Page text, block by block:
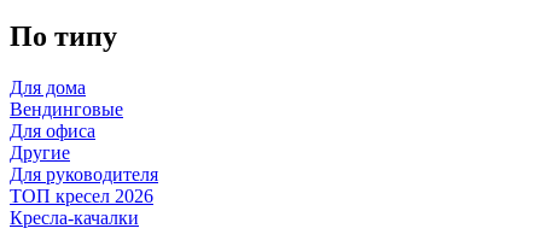
По типу
Для дома
Вендинговые
Для офиса
Другие
Для руководителя
ТОП кресел 2026
Кресла-качалки